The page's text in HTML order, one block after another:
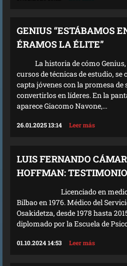
GENIUS “ESTÁBAMOS
ÉRAMOS LA ÉLITE”
La historia de cómo Genius,
cursos de técnicas de estudio, se
capta jóvenes con la promesa
convertirlos en líderes. En la
aparece Giacomo Navone,...
26.01.2025 13:14 Leer más
LUIS FERNANDO
HOFFMAN:
Licenciado en medicina
Bilbao en 1976. Médico del
Osakidetza, desde 1978 hasta
diplomado por la Escuela de
01.10.2024 14:53 Leer más